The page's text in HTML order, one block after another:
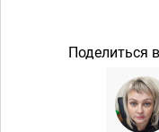
Поделиться